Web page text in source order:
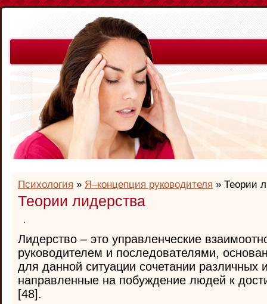
Психология » Я–концепция руководителя » Теории
Теории лидерства
Лидерство – это управленческие
руководителем и последователями,
для данной ситуации сочетании различных
направленные на побуждение людей к
[48].